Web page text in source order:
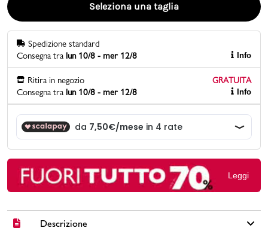
contatti
Gift card
Seleziona una taglia
Spedizione standard
Consegna tra lun 10/8 - mer 12/8 Info
Ritira in negozio
GRATUITA
Consegna tra lun 10/8 - mer 12/8 Info
Leggi
Descrizione